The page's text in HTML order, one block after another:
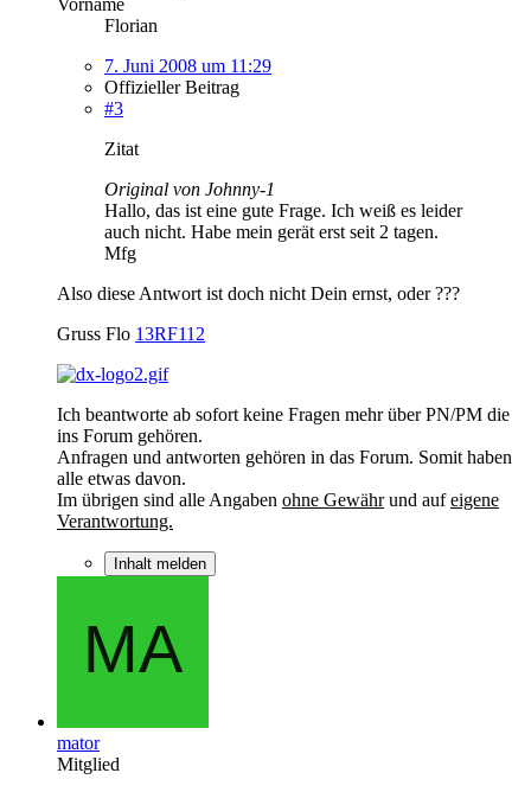
Florian
7. Juni 2008 um 11:29
Offizieller Beitrag
#3
Zitat
Original von Johnny-1
Hallo, das ist eine gute Frage. Ich weiß es leider
auch nicht. Habe mein gerät erst seit 2 tagen.
Mfg
Also diese Antwort ist doch nicht Dein ernst, oder ???
Gruss Flo 13RF112
Ich beantworte ab sofort keine Fragen mehr über PN/PM die
ins Forum gehören.
Anfragen und antworten gehören in das Forum. Somit haben
alle etwas davon.
Im übrigen sind alle Angaben ohne Gewährund aufeigene
Verantwortung.
Inhalt melden
mator
Mitglied